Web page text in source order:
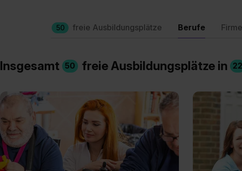
50 freie Ausbildungsplätze Berufe
Insgesamt 50 freie Ausbildungsplätze in